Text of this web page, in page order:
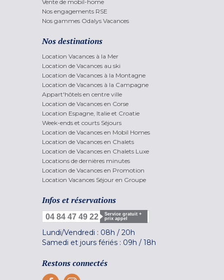
Vente de mobil-home
Nos engagements RSE
Nos gammes Odalys Vacances
Nos destinations
Location Vacances à la Mer
Location de Vacances au ski
Location de Vacances à la Montagne
Location de Vacances à la Campagne
Appart'hôtels en centre ville
Location de Vacances en Corse
Location Espagne, Italie et Croatie
Week-ends et courts Séjours
Location de Vacances en Mobil Homes
Location de Vacances en Chalets
Location de Vacances en Chalets Luxe
Locations de dernières minutes
Location de Vacances en Promotion
Location Vacances Séjour en Groupe
Infos et réservations
04 84 47 49 22
Service gratuit +
prix appel
Lundi/Vendredi : 08h / 20h
Samedi et jours fériés : 09h / 18h
Restons connectés